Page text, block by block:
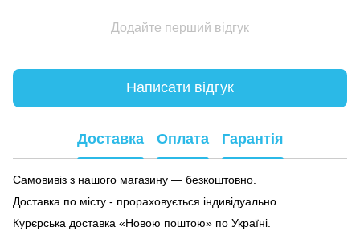
Додайте перший відгук
Написати відгук
Доставка Оплата Гарантія
Самовивіз з нашого магазину — безкоштовно.
Доставка по місту - прораховується індивідуально.
Курєрська доставка «Новою поштою» по Україні.